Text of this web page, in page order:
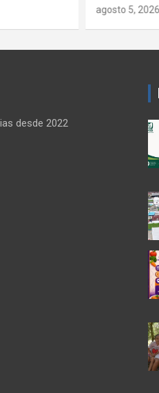
agosto 5, 2026
desde 2022